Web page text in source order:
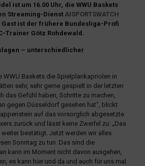
ist um 16.00 Uhr, die WWU Baskets
Streaming-Dienst AISPORTSWATCH
Gast ist der frühere Bundesliga-Profi
Trainer Götz Rohdewald.
– unterschiedlicher
WWU Baskets die Spielplankapriolen in
sehr, sehr gerne gespielt in der letzten
das Gefühl haben, Schritte zu machen,
gegen Düsseldorf gesehen hat“, blickt
auf das vorsorglich abgesetzte
zurück und lässt keine Zweifel zu: „Das
weiter bestätigt. Jetzt werden wir alles
Sonntag zu tun. Das sind die
kann im Moment nicht davon ausgehen,
es kann hier und da und auch für uns mal